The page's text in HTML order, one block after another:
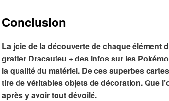
Conclusion
La joie de la découverte de chaque élément
gratter Dracaufeu + des infos sur les
la qualité du matériel. De ces superbes
tire de véritables objets de décoration. Que
après y avoir tout dévoilé.